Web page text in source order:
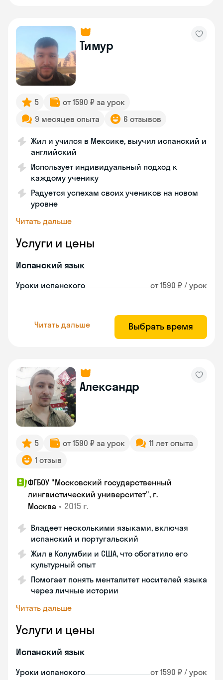
Тимур
5
от 1590 ₽ за урок
9 месяцев опыта
6 отзывов
Жил и учился в Мексике, выучил испанский и
английский
Использует индивидуальный подход к
каждому ученику
Радуется успехам своих учеников на новом
уровне
Читать дальше
Услуги и цены
Испанский язык
Уроки испанского от 1590 ₽ / урок
Читать дальше Выбрать время
Александр
5 от 1590 ₽ за урок
11 лет опыта
1 отзыв
ФГБОУ "Московский государственный
лингвистический университет", г.
Москва • 2015 г.
Владеет несколькими языками, включая
испанский и португальский
Жил в Колумбии и США, что обогатило его
культурный опыт
Помогает понять менталитет носителей языка
через личные истории
Читать дальше
Услуги и цены
Испанский язык
Уроки испанского от 1590 ₽ / урок